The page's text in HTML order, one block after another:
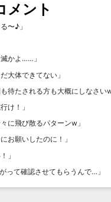
メント
〜♪ 」
滅かよ…… 」
大体できてない 」
待たされる方も大概にしなさい
け！ 」
に飛び散るパターンw 」
お願いしたのに！ 」
」
って確認させてもらうんで… 」